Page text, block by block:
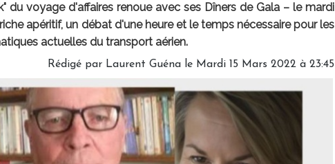
du voyage d'affaires renoue avec ses Dîners de Gala – le mardi
apéritif, un débat d'une heure et le temps nécessaire pour les
actuelles du transport aérien.
Rédigé par Laurent Guéna le Mardi 15 Mars 2022 à 23:45